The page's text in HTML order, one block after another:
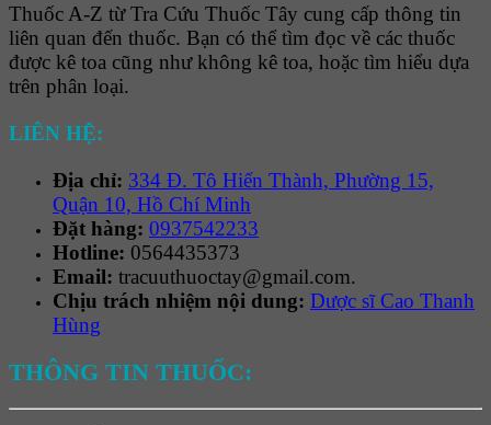
Thuốc A-Z từ Tra Cứu Thuốc Tây cung cấp thông tin
liên quan đến thuốc. Bạn có thể tìm đọc về các thuốc
được kê toa cũng như không kê toa, hoặc tìm hiểu dựa
trên phân loại.
LIÊN HỆ:
Địa chỉ: 334 Đ. Tô Hiến Thành, Phường 15,
Quận 10, Hồ Chí Minh
Đặt hàng: 0937542233
Hotline: 0564435373
Email: tracuuthuoctay@gmail.com.
Chịu trách nhiệm nội dung: Dược sĩ Cao Thanh
Hùng
THÔNG TIN THUỐC: